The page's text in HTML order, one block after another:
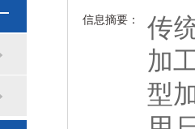
信息摘要：
传
加
型